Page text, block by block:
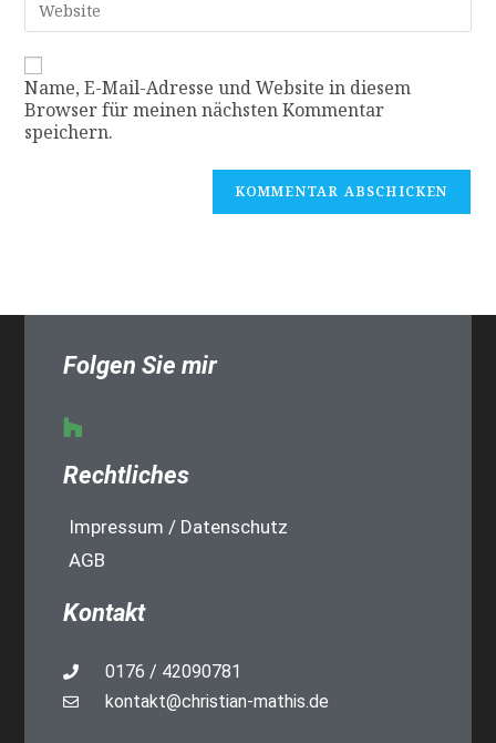
Name, E-Mail-Adresse und Website in diesem
Browser für meinen nächsten Kommentar
speichern.
Folgen Sie mir
Rechtliches
Impressum / Datenschutz
AGB
Kontakt
0176 / 42090781
kontakt@christian-mathis.de